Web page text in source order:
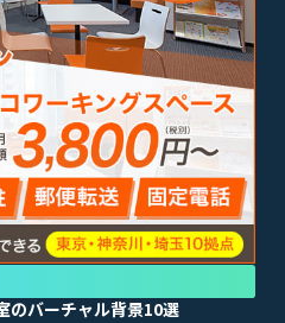
のバーチャル背景10選